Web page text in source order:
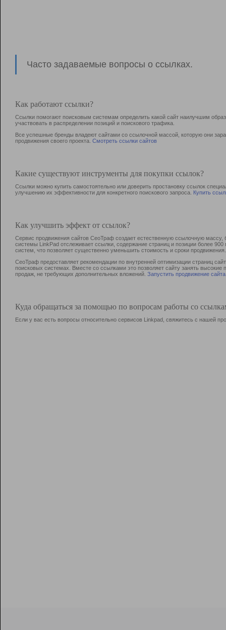
Часто задаваемые вопросы о ссылках.
Как работают ссылки?
Ссылки помогают поисковым системам определить какой сайт наилучшим
участвовать в раcпределении позиций и поискового трафика.
Все успешные бренды владеют сайтами со ссылочной массой, которую они
продвижения своего проекта. Смотреть ссылки сайтов
Какие существуют инструменты для покупки ссылок?
Ссылки можно купить самостоятельно или доверить простановку ссылок
улучшению их эффективности для конкретного поискового запроса. Купить
Как улучшить эффект от ссылок?
Сервис продвижения сайтов СеоТраф создает естественную ссылочную
системы LinkPad отслеживает ссылки, содержание страниц и позиции более
систем, что позволяет существенно уменьшить стоимость и сроки продвижения.
СеоТраф предоставляет рекомендации по внутренней оптимизации страниц
поисковых системах. Вместе со ссылками это позволяет сайту занять
продаж, не требующих дополнительных вложений. Запустить продвижение сайта
Куда обращаться за помощью по вопросам работы со
Если у вас есть вопросы относительно сервисов Linkpad, свяжитесь с нашей